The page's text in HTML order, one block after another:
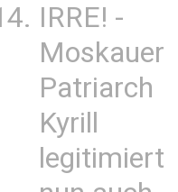
IRRE! -
Moskauer
Patriarch
Kyrill
legitimiert